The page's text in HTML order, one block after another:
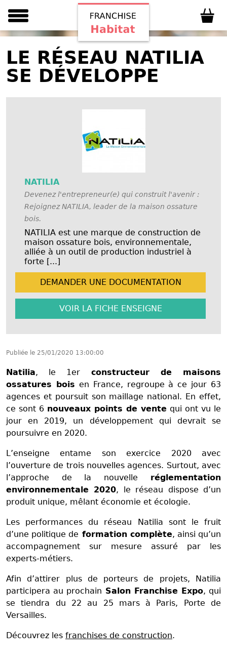
LE RÉSEAU NATILIA
SE DÉVELOPPE
NATILIA
Devenez l'entrepreneur(e) qui construit l'avenir :
Rejoignez NATILIA, leader de la maison ossature
bois.
NATILIA est une marque de construction de
maison ossature bois, environnementale,
alliée à un outil de production industriel à
forte [...]
DEMANDER UNE DOCUMENTATION
VOIR LA FICHE ENSEIGNE
Publiée le 25/01/2020 13:00:00
Natilia, le 1er constructeur de maisons
ossatures bois en France, regroupe à ce jour 63
agences et poursuit son maillage national. En effet,
ce sont 6 nouveaux points de vente qui ont vu le
jour en 2019, un développement qui devrait se
poursuivre en 2020.
L’enseigne entame son exercice 2020 avec
l’ouverture de trois nouvelles agences. Surtout, avec
l’approche de la nouvelle réglementation
environnementale 2020, le réseau dispose d’un
produit unique, mêlant économie et écologie.
Les performances du réseau Natilia sont le fruit
d’une politique de formation complète, ainsi qu’un
accompagnement sur mesure assuré par les
experts-métiers.
Afin d’attirer plus de porteurs de projets, Natilia
participera au prochain Salon Franchise Expo, qui
se tiendra du 22 au 25 mars à Paris, Porte de
Versailles.
Découvrez les franchises de construction.